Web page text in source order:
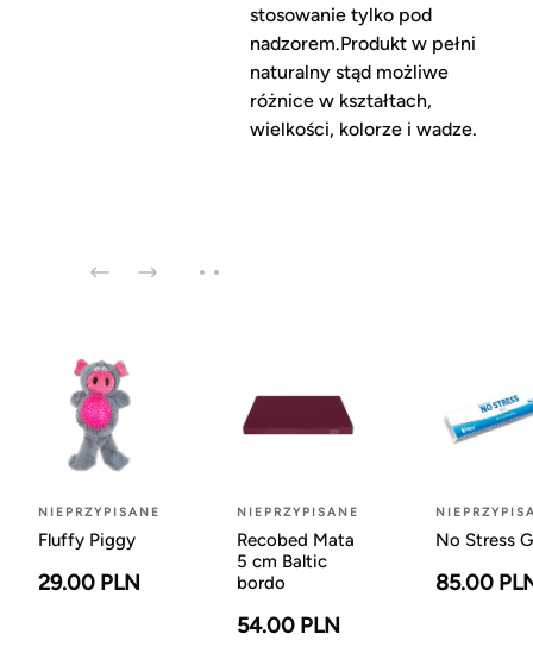
stosowanie tylko pod
nadzorem.Produkt w pełni
naturalny stąd możliwe
różnice w kształtach,
wielkości, kolorze i wadze.
NIEPRZYPISANE
Fluffy Piggy
29.00 PLN
NIEPRZYPISANE
Recobed Mata
5 cm Baltic
bordo
54.00 PLN
No Stress
85.00